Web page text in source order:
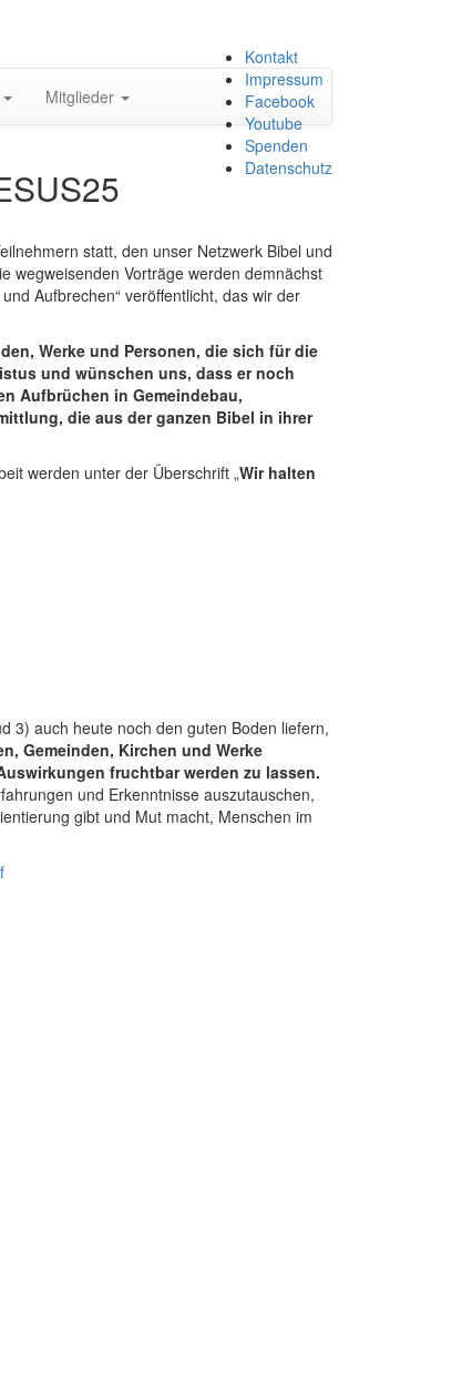
springen
Kontakt
Impressum
Facebook
Youtube
Spenden
Datenschutz
Mitglieder
statt, den unser Netzwerk Bibel und
wegweisenden Vorträge werden demnächst
Aufbrechen“ veröffentlicht, das wir der
Werke und Personen, die sich für die
und wünschen uns, dass er noch
Aufbrüchen in Gemeindebau,
die aus der ganzen Bibel in ihrer
werden unter der Überschrift „Wir halten
3) auch heute noch den guten Boden liefern,
Gemeinden, Kirchen und Werke
fruchtbar werden zu lassen.
und Erkenntnisse auszutauschen,
gibt und Mut macht, Menschen im